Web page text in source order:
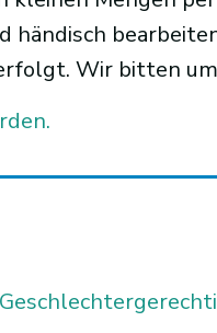
händisch
Wir bitten